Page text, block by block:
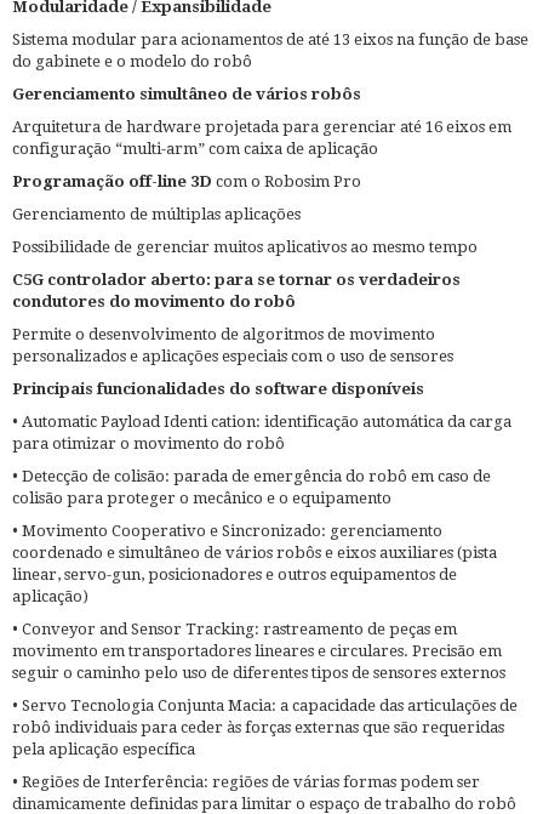
Modularidade / Expansibilidade
Sistema modular para acionamentos de até 13 eixos na função de base
do gabinete e o modelo do robô
Gerenciamento simultâneo de vários robôs
Arquitetura de hardware projetada para gerenciar até 16 eixos em
configuração “multi-arm” com caixa de aplicação
Programação off-line 3D com o Robosim Pro
Gerenciamento de múltiplas aplicações
Possibilidade de gerenciar muitos aplicativos ao mesmo tempo
C5G controlador aberto: para se tornar os verdadeiros
condutores do movimento do robô
Permite o desenvolvimento de algoritmos de movimento
personalizados e aplicações especiais com o uso de sensores
Principais funcionalidades do software disponíveis
• Automatic Payload Identi cation: identificação automática da carga
para otimizar o movimento do robô
• Detecção de colisão: parada de emergência do robô em caso de
colisão para proteger o mecânico e o equipamento
• Movimento Cooperativo e Sincronizado: gerenciamento
coordenado e simultâneo de vários robôs e eixos auxiliares (pista
linear, servo-gun, posicionadores e outros equipamentos de
aplicação)
• Conveyor and Sensor Tracking: rastreamento de peças em
movimento em transportadores lineares e circulares. Precisão em
seguir o caminho pelo uso de diferentes tipos de sensores externos
• Servo Tecnologia Conjunta Macia: a capacidade das articulações de
robô individuais para ceder às forças externas que são requeridas
pela aplicação específica
• Regiões de Interferência: regiões de várias formas podem ser
dinamicamente definidas para limitar o espaço de trabalho do robô